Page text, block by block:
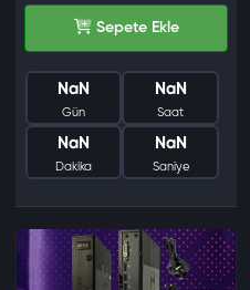
Sepete Ekle
NaN
Gün
NaN
Saat
NaN
Dakika
NaN
Saniye